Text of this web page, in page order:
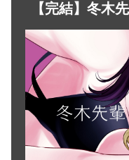
【完結】冬木